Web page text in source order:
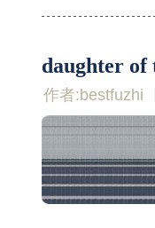
daughter of
作者:bestfuzhi